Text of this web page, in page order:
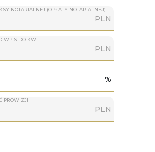
NOTARIALNEJ (OPŁATY NOTARIALNEJ)
PLN
WPIS DO KW
PLN
%
PROWIZJI
PLN